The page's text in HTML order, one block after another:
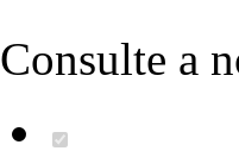
Consulte a